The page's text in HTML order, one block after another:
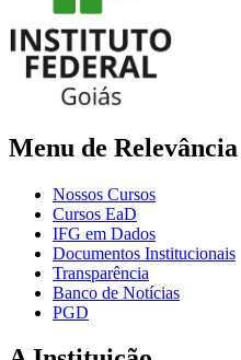
Menu de Relevância
Nossos Cursos
Cursos EaD
IFG em Dados
Documentos Institucionais
Transparência
Banco de Notícias
PGD